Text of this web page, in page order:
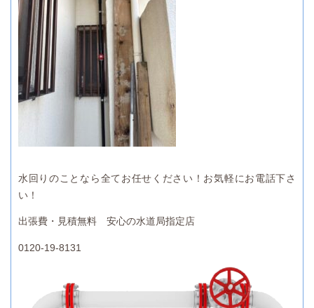
水回りのことなら全てお任せください！お気軽にお電話下さ
い！
出張費・見積無料 安心の水道局指定店
0120-19-8131